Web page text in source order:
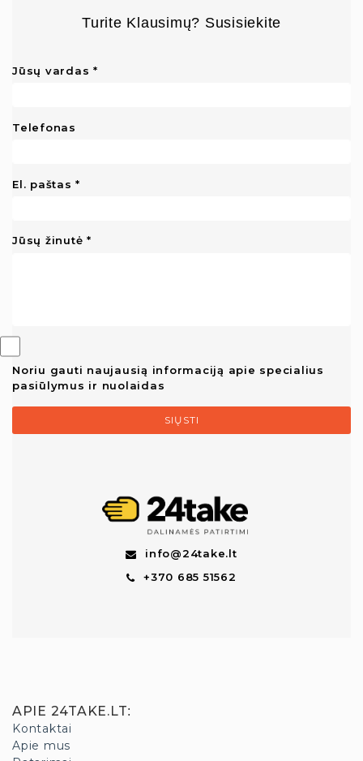
Turite Klausimų? Susisiekite
Jūsų vardas
Telefonas
El. paštas
Jūsų žinutė
Noriu gauti naujausią informaciją apie specialius
pasiūlymus ir nuolaidas
SIŲSTI
info@24take.lt
+370 685 51562
APIE 24TAKE.LT:
Kontaktai
Apie mus